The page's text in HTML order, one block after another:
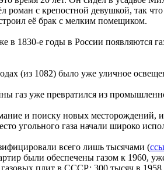
роман с крепостной девушкой, так
её брак с мелким помещиком.
в 1830-е годы в России появляются
(из 1082) было уже уличное
газ уже превратился из
и поиску новых месторождений,
угольного газа начали широко
всего лишь тысячами (
были обеспечены газом к 1960,
газовых плит в СССР: 300 тысяч в